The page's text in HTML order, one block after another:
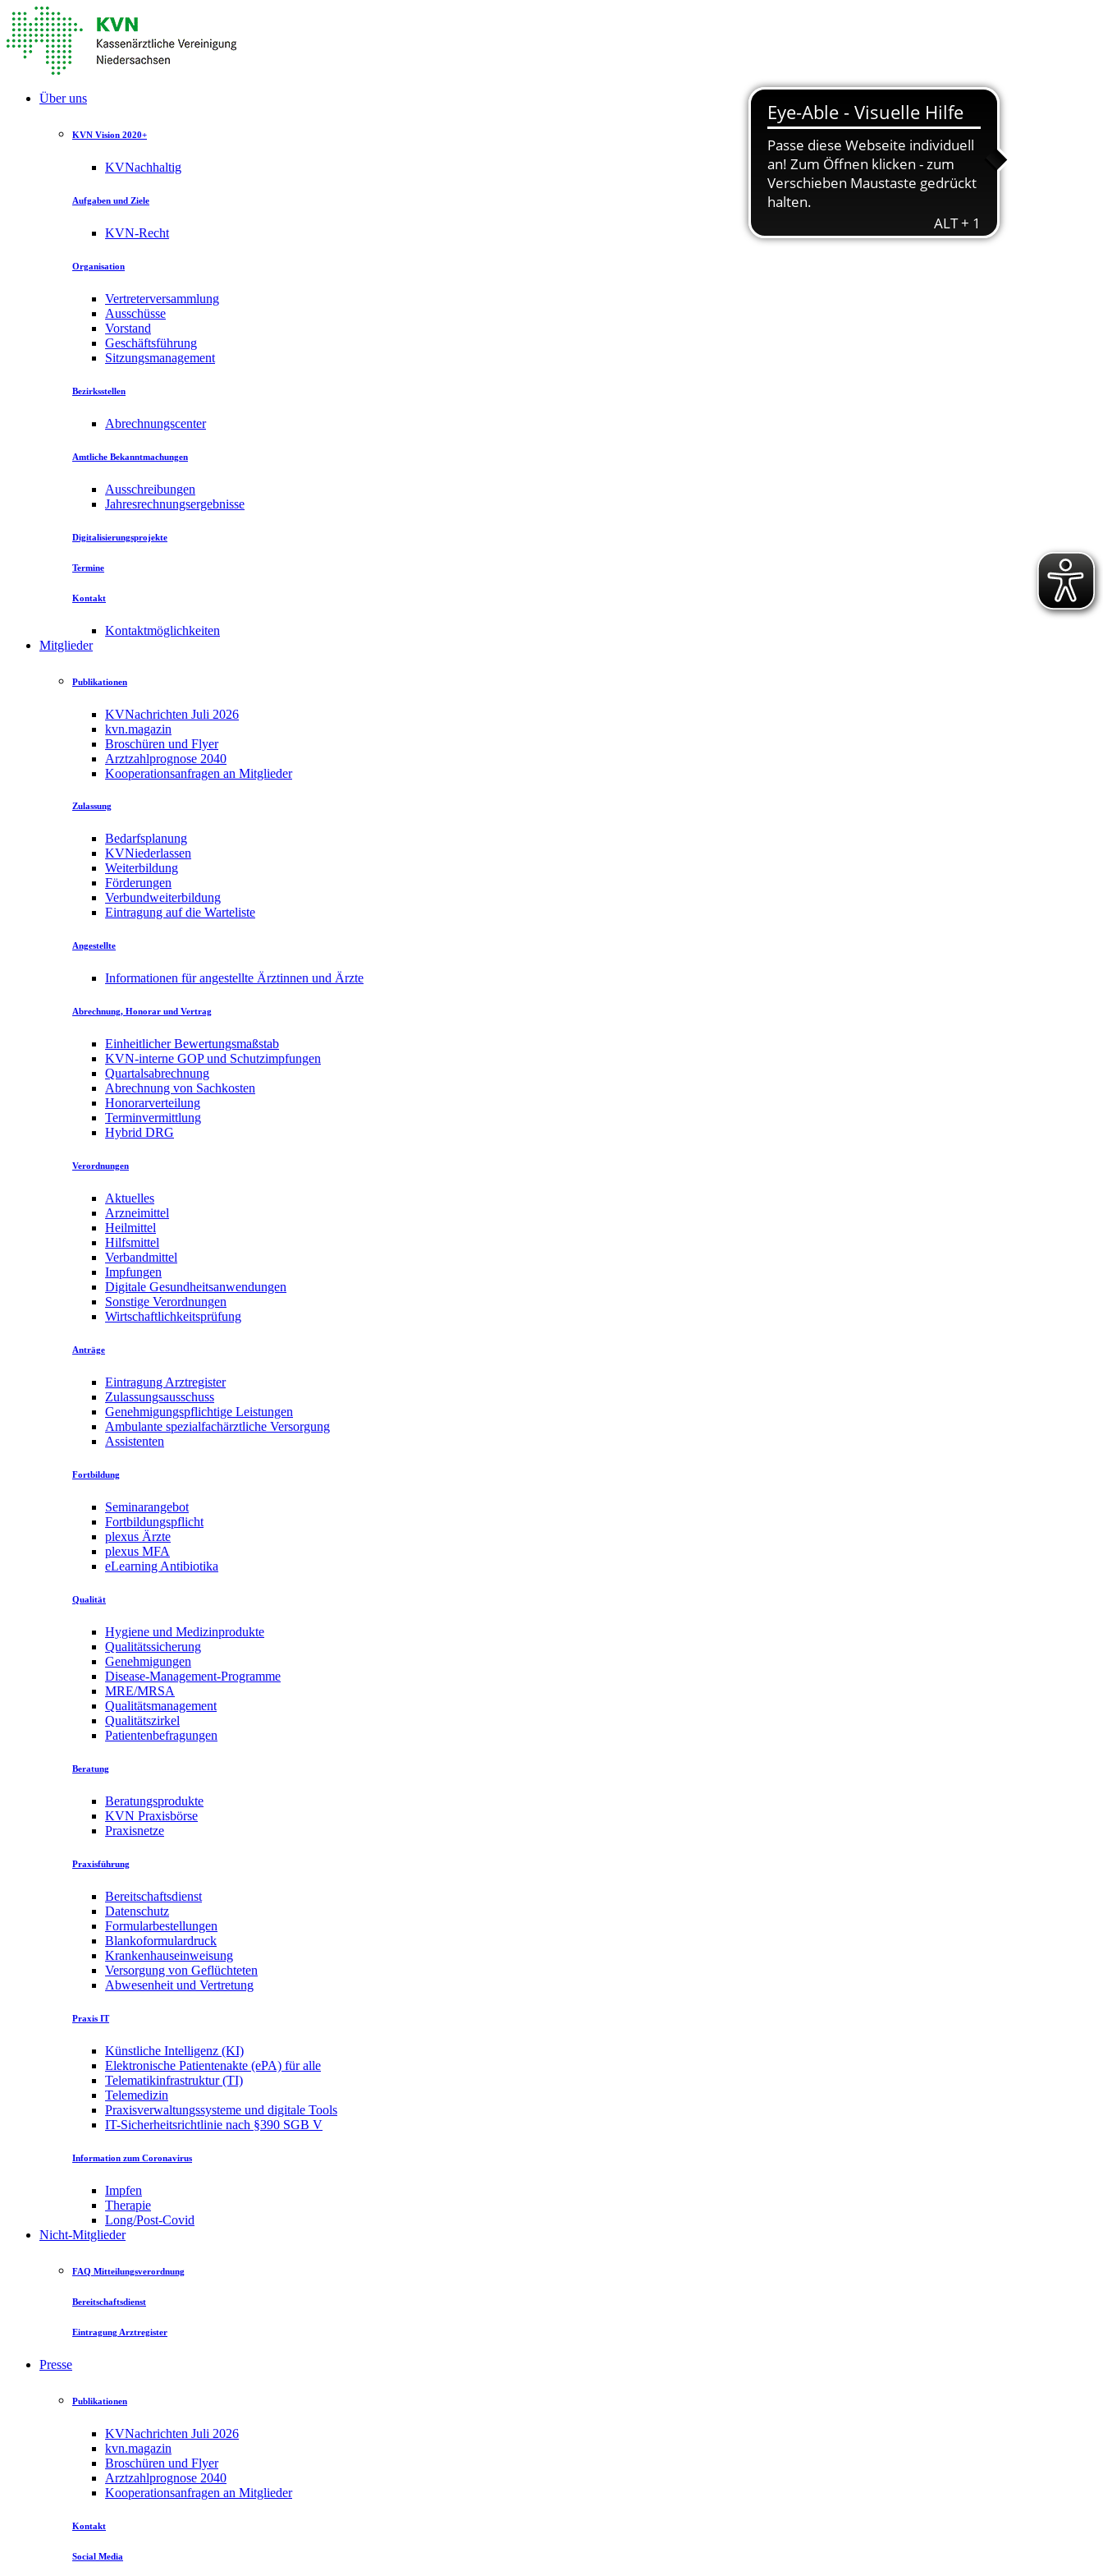
Über uns
KVN Vision 2020+
KVNachhaltig
Aufgaben und Ziele
KVN-Recht
Organisation
Vertreterversammlung
Ausschüsse
Vorstand
Geschäftsführung
Sitzungsmanagement
Bezirksstellen
Abrechnungscenter
Amtliche Bekanntmachungen
Ausschreibungen
Jahresrechnungsergebnisse
Digitalisierungsprojekte
Termine
Kontakt
Kontaktmöglichkeiten
Mitglieder
Publikationen
KVNachrichten Juli 2026
kvn.magazin
Broschüren und Flyer
Arztzahlprognose 2040
Kooperationsanfragen an Mitglieder
Zulassung
Bedarfsplanung
KVNiederlassen
Weiterbildung
Förderungen
Verbundweiterbildung
Eintragung auf die Warteliste
Angestellte
Informationen für angestellte Ärztinnen und Ärzte
Abrechnung, Honorar und Vertrag
Einheitlicher Bewertungsmaßstab
KVN-interne GOP und Schutzimpfungen
Quartalsabrechnung
Abrechnung von Sachkosten
Honorarverteilung
Terminvermittlung
Hybrid DRG
Verordnungen
Aktuelles
Arzneimittel
Heilmittel
Hilfsmittel
Verbandmittel
Impfungen
Digitale Gesundheitsanwendungen
Sonstige Verordnungen
Wirtschaftlichkeitsprüfung
Anträge
Eintragung Arztregister
Zulassungsausschuss
Genehmigungspflichtige Leistungen
Ambulante spezialfachärztliche Versorgung
Assistenten
Fortbildung
Seminarangebot
Fortbildungspflicht
plexus Ärzte
plexus MFA
eLearning Antibiotika
Qualität
Hygiene und Medizinprodukte
Qualitätssicherung
Genehmigungen
Disease-Management-Programme
MRE/MRSA
Qualitätsmanagement
Qualitätszirkel
Patientenbefragungen
Beratung
Beratungsprodukte
KVN Praxisbörse
Praxisnetze
Praxisführung
Bereitschaftsdienst
Datenschutz
Formularbestellungen
Blankoformulardruck
Krankenhauseinweisung
Versorgung von Geflüchteten
Abwesenheit und Vertretung
Praxis IT
Künstliche Intelligenz (KI)
Elektronische Patientenakte (ePA) für alle
Telematikinfrastruktur (TI)
Telemedizin
Praxisverwaltungssysteme und digitale Tools
IT-Sicherheitsrichtlinie nach §390 SGB V
Information zum Coronavirus
Impfen
Therapie
Long/Post-Covid
Nicht-Mitglieder
FAQ Mitteilungsverordnung
Bereitschaftsdienst
Eintragung Arztregister
Presse
Publikationen
KVNachrichten Juli 2026
kvn.magazin
Broschüren und Flyer
Arztzahlprognose 2040
Kooperationsanfragen an Mitglieder
Kontakt
Social Media